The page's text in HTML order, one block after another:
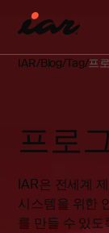
IAR Blog Tag 프
프로
IAR은 전세계
시스템을 위한
를 만들 수 있